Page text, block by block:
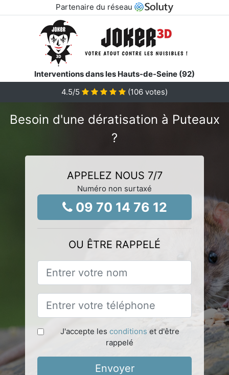
Partenaire du réseau
Interventions dans les Hauts-de-Seine (92)
4.5/5 (106 votes)
Besoin d'une dératisation à Puteaux
?
APPELEZ NOUS 7/7
Numéro non surtaxé
09 70 14 76 12
OU ÊTRE RAPPELÉ
J'accepte les conditions et d'être
rappelé
Envoyer